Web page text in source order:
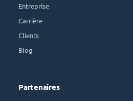
Entreprise
Carrière
Clients
Blog
Partenaires